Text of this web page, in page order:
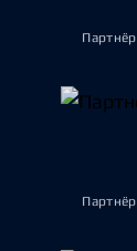
Партнёр
Партнёр